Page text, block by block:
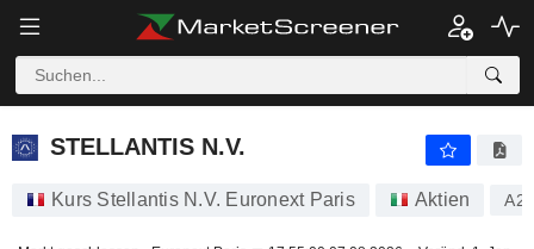
STELLANTIS N.V.
STELLANTIS N.V.
Kurs Stellantis N.V. Euronext Paris Aktien